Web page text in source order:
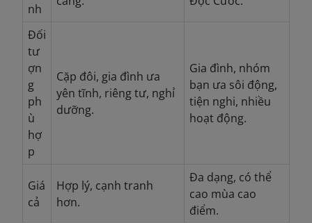
nh
Đối
tư
ợn
g
ph
ù
hợ
p
Cặp đôi, gia đình ưa
yên tĩnh, riêng tư, nghỉ
dưỡng.
Gia đình, nhóm
bạn ưa sôi động,
tiện nghi, nhiều
hoạt động.
Giá
cả
Hợp lý, cạnh tranh
hơn.
Đa dạng, có thể
cao mùa cao
điểm.